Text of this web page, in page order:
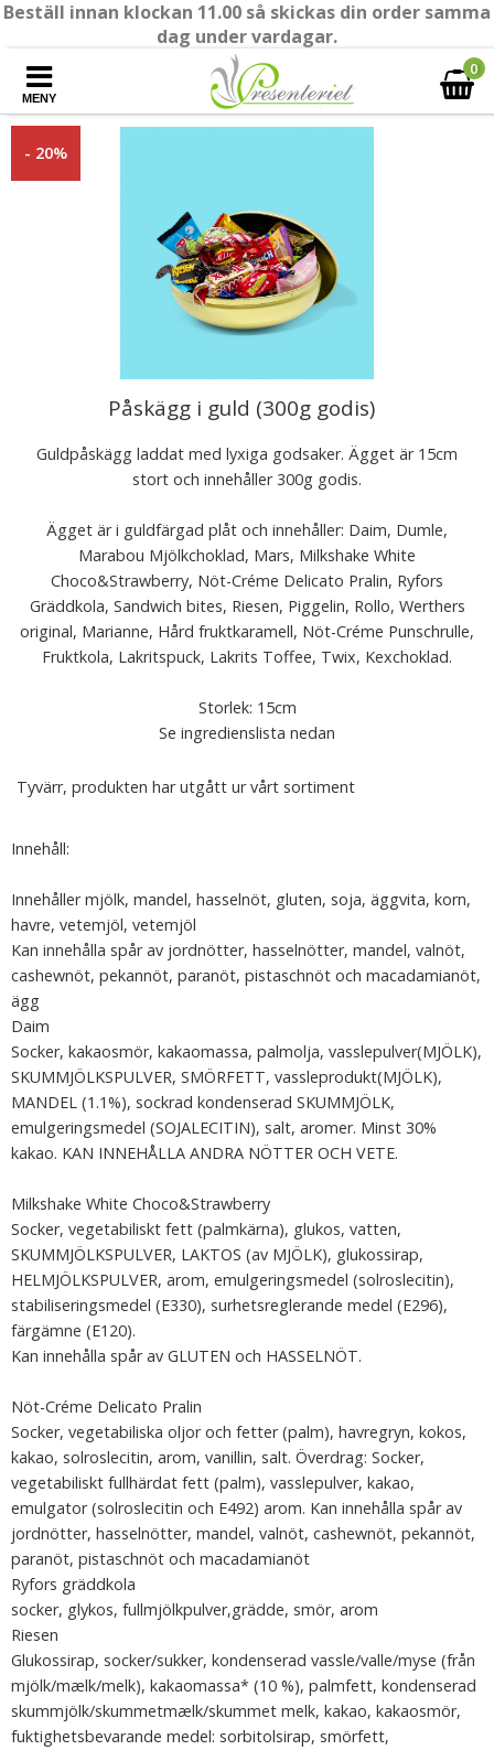
Beställ innan klockan 11.00 så skickas din order samma
dag under vardagar.
MENY
0
- 20%
Påskägg i guld (300g godis)
Guldpåskägg laddat med lyxiga godsaker. Ägget är 15cm
stort och innehåller 300g godis.
Ägget är i guldfärgad plåt och innehåller: Daim, Dumle,
Marabou Mjölkchoklad, Mars, Milkshake White
Choco&Strawberry, Nöt-Créme Delicato Pralin, Ryfors
Gräddkola, Sandwich bites, Riesen, Piggelin, Rollo, Werthers
original, Marianne, Hård fruktkaramell, Nöt-Créme Punschrulle,
Fruktkola, Lakritspuck, Lakrits Toffee, Twix, Kexchoklad.
Storlek: 15cm
Se ingredienslista nedan
Tyvärr, produkten har utgått ur vårt sortiment
Innehåll:
Innehåller mjölk, mandel, hasselnöt, gluten, soja, äggvita, korn,
havre, vetemjöl, vetemjöl
Kan innehålla spår av jordnötter, hasselnötter, mandel, valnöt,
cashewnöt, pekannöt, paranöt, pistaschnöt och macadamianöt,
ägg
Daim
Socker, kakaosmör, kakaomassa, palmolja, vasslepulver(MJÖLK),
SKUMMJÖLKSPULVER, SMÖRFETT, vassleprodukt(MJÖLK),
MANDEL (1.1%), sockrad kondenserad SKUMMJÖLK,
emulgeringsmedel (SOJALECITIN), salt, aromer. Minst 30%
kakao. KAN INNEHÅLLA ANDRA NÖTTER OCH VETE.
Milkshake White Choco&Strawberry
Socker, vegetabiliskt fett (palmkärna), glukos, vatten,
SKUMMJÖLKSPULVER, LAKTOS (av MJÖLK), glukossirap,
HELMJÖLKSPULVER, arom, emulgeringsmedel (solroslecitin),
stabiliseringsmedel (E330), surhetsreglerande medel (E296),
färgämne (E120).
Kan innehålla spår av GLUTEN och HASSELNÖT.
Nöt-Créme Delicato Pralin
Socker, vegetabiliska oljor och fetter (palm), havregryn, kokos,
kakao, solroslecitin, arom, vanillin, salt. Överdrag: Socker,
vegetabiliskt fullhärdat fett (palm), vasslepulver, kakao,
emulgator (solroslecitin och E492) arom. Kan innehålla spår av
jordnötter, hasselnötter, mandel, valnöt, cashewnöt, pekannöt,
paranöt, pistaschnöt och macadamianöt
Ryfors gräddkola
socker, glykos, fullmjölkpulver,grädde, smör, arom
Riesen
Glukossirap, socker/sukker, kondenserad vassle/valle/myse (från
mjölk/mælk/melk), kakaomassa* (10 %), palmfett, kondenserad
skummjölk/skummetmælk/skummet melk, kakao, kakaosmör,
fuktighetsbevarande medel: sorbitolsirap, smörfett,